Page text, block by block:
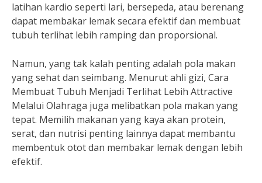
latihan kardio seperti lari, bersepeda, atau berenang
dapat membakar lemak secara efektif dan membuat
tubuh terlihat lebih ramping dan proporsional.
Namun, yang tak kalah penting adalah pola makan
yang sehat dan seimbang. Menurut ahli gizi, Cara
Membuat Tubuh Menjadi Terlihat Lebih Attractive
Melalui Olahraga juga melibatkan pola makan yang
tepat. Memilih makanan yang kaya akan protein,
serat, dan nutrisi penting lainnya dapat membantu
membentuk otot dan membakar lemak dengan lebih
efektif.